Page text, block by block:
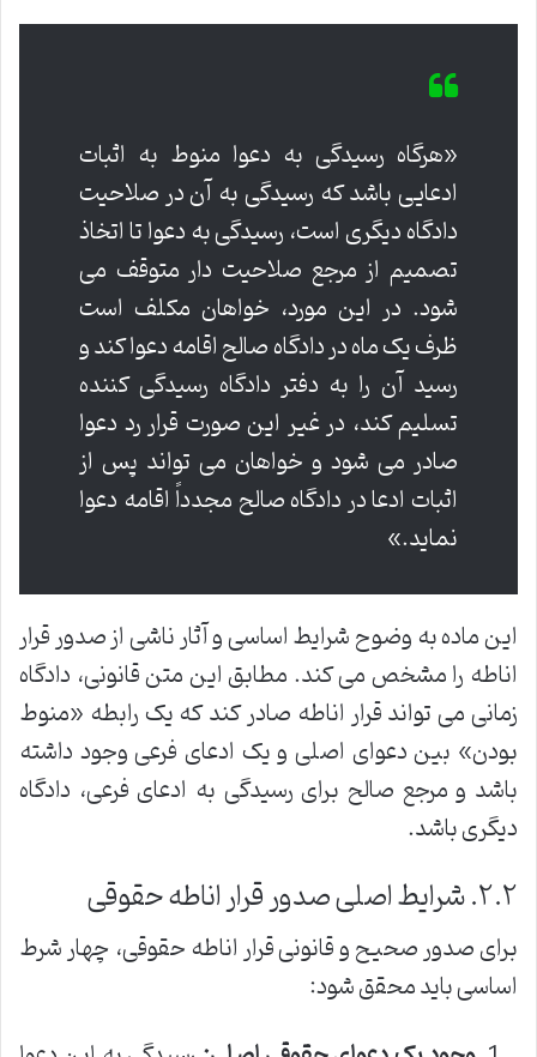
«هرگاه رسیدگی به دعوا منوط به اثبات
ادعایی باشد که رسیدگی به آن در صلاحیت
دادگاه دیگری است، رسیدگی به دعوا تا اتخاذ
تصمیم از مرجع صلاحیت دار متوقف می
شود. در این مورد، خواهان مکلف است
ظرف یک ماه در دادگاه صالح اقامه دعوا کند و
رسید آن را به دفتر دادگاه رسیدگی کننده
تسلیم کند، در غیر این صورت قرار رد دعوا
صادر می شود و خواهان می تواند پس از
اثبات ادعا در دادگاه صالح مجدداً اقامه دعوا
نماید.»
این ماده به وضوح شرایط اساسی و آثار ناشی از صدور قرار
اناطه را مشخص می کند. مطابق این متن قانونی، دادگاه
زمانی می تواند قرار اناطه صادر کند که یک رابطه «منوط
بودن» بین دعوای اصلی و یک ادعای فرعی وجود داشته
باشد و مرجع صالح برای رسیدگی به ادعای فرعی، دادگاه
دیگری باشد.
۲.۲. شرایط اصلی صدور قرار اناطه حقوقی
برای صدور صحیح و قانونی قرار اناطه حقوقی، چهار شرط
اساسی باید محقق شود: